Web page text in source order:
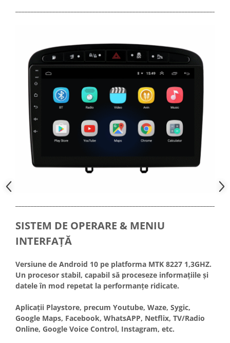
SISTEM DE OPERARE & MENIU
INTERFAȚĂ
Versiune de Android 10 pe platforma MTK 8227 1,3GHZ.
Un procesor stabil, capabil să proceseze informațiile și
datele în mod repetat la performanțe ridicate.
Aplicații Playstore, precum Youtube, Waze, Sygic,
Google Maps, Facebook, WhatsAPP, Netflix, TV/Radio
Online, Google Voice Control, Instagram, etc.